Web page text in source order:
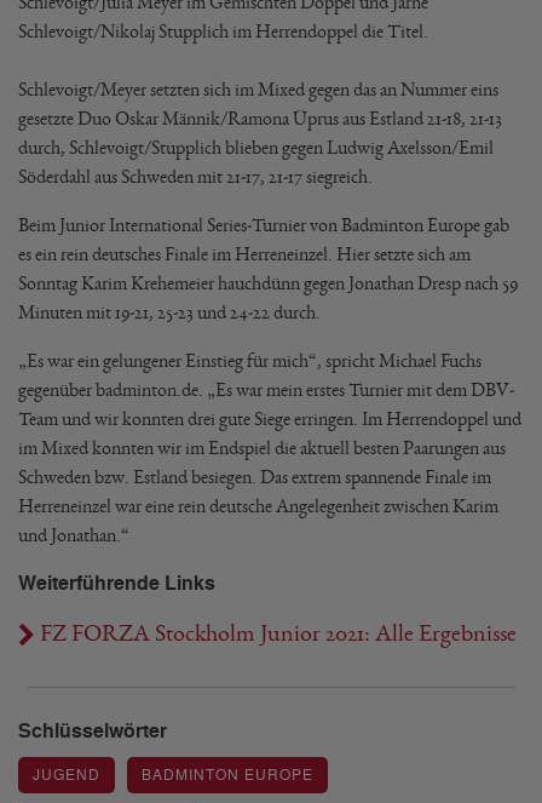
Schlevoigt/Nikolaj Stupplich im Herrendoppel die Titel.
Schlevoigt/Meyer setzten sich im Mixed gegen das an Nummer eins
gesetzte Duo Oskar Männik/Ramona Üprus aus Estland 21-18, 21-13
durch, Schlevoigt/Stupplich blieben gegen Ludwig Axelsson/Emil
Söderdahl aus Schweden mit 21-17, 21-17 siegreich.
Beim Junior International Series-Turnier von Badminton Europe gab
es ein rein deutsches Finale im Herreneinzel. Hier setzte sich am
Sonntag Karim Krehemeier hauchdünn gegen Jonathan Dresp nach 59
Minuten mit 19-21, 25-23 und 24-22 durch.
„Es war ein gelungener Einstieg für mich“, spricht Michael Fuchs
gegenüber badminton.de. „Es war mein erstes Turnier mit dem DBV-
Team und wir konnten drei gute Siege erringen. Im Herrendoppel und
im Mixed konnten wir im Endspiel die aktuell besten Paarungen aus
Schweden bzw. Estland besiegen. Das extrem spannende Finale im
Herreneinzel war eine rein deutsche Angelegenheit zwischen Karim
und Jonathan.“
Weiterführende Links
FZ FORZA Stockholm Junior 2021: Alle Ergebnisse
Schlüsselwörter
JUGEND BADMINTON EUROPE